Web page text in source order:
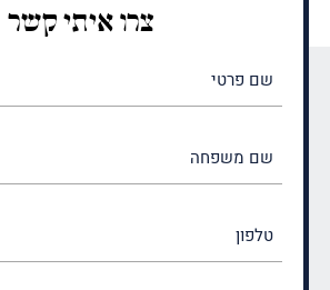
צרו איתי קשר
(חובה)
(חובה)